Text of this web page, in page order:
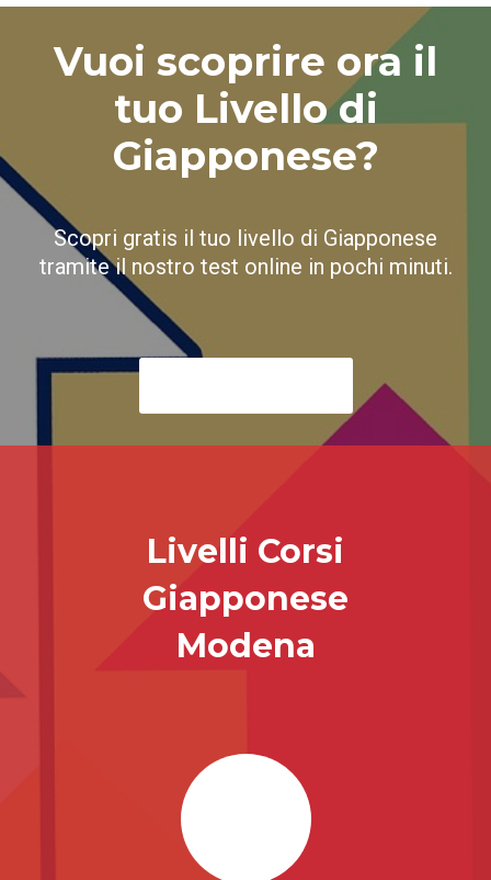
Vuoi scoprire ora il
tuo Livello di
Giapponese?
Scopri gratis il tuo livello di Giapponese
tramite il nostro test online in pochi minuti.
Livelli Corsi
Giapponese
Modena